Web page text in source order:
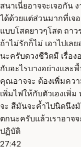
สนาเนี่ยอาจจะเจอกัน
ได้ด้วยแต่ส่วนมากที่เจ
แบบโสดยาวๆโสด ถาว
ถ้าไม่รักก็ไม่ เอาไปเล
นะครับดวงชีวิตมี เรื่อ
กับอะไรบางอย่างและ
คุณอาจจะ ต้องเพิ่มคว
เพิ่มไฟให้กับตัวเองเพิ่
จะ สีมันจะค้ำไปนิดนึง
ตกนะครับแล้วเราอาจ
ปฏิบัติ
27:42